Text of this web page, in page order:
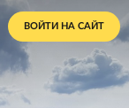
ВОЙТИ НА САЙТ